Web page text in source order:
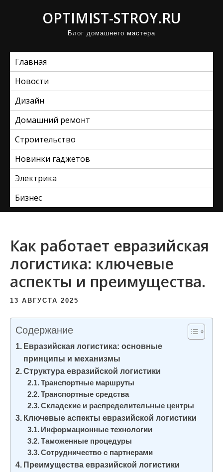
OPTIMIST-STROY.RU
Блог домашнего мастера
Главная
Новости
Дизайн
Домашний ремонт
Строительство
Новинки гаджетов
Электрика
Бизнес
Как работает евразийская
логистика: ключевые
аспекты и преимущества.
13 АВГУСТА 2025
Содержание
Евразийская логистика: основные
принципы и механизмы
Структура евразийской логистики
Транспортные маршруты
Транспортные средства
Складские и распределительные центры
Ключевые аспекты евразийской логистики
Информационные технологии
Таможенные процедуры
Сотрудничество с партнерами
Преимущества евразийской логистики